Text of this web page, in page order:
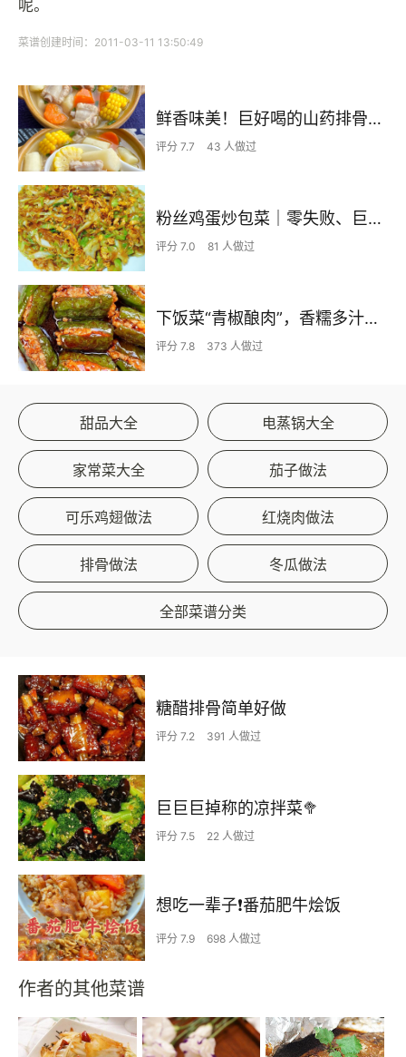
呢。
菜谱创建时间：2011-03-11 13:50:49
鲜香味美！巨好喝的山药排骨汤！！
评分 7.7 43 人做过
粉丝鸡蛋炒包菜｜零失败、巨下饭
评分 7.0 81 人做过
下饭菜“青椒酿肉”，香糯多汁鲜嫩下饭
评分 7.8 373 人做过
甜品大全 电蒸锅大全
家常菜大全 茄子做法
可乐鸡翅做法 红烧肉做法
排骨做法 冬瓜做法
全部菜谱分类
糖醋排骨简单好做
评分 7.2 391 人做过
巨巨巨掉称的凉拌菜🥦
评分 7.5 22 人做过
想吃一辈子❗️番茄肥牛烩饭
评分 7.9 698 人做过
作者的其他菜谱